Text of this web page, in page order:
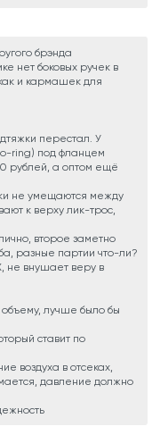
брэнда
нет боковых ручек в
и кармашек для
перестал. У
ring) под фланцем
рублей, а оптом ещё
не умещаются между
к верху лик-трос,
второе заметно
разные партии что-ли?
не внушает веру в
лучше было бы
ставит по
воздуха в отсеках,
давление должно